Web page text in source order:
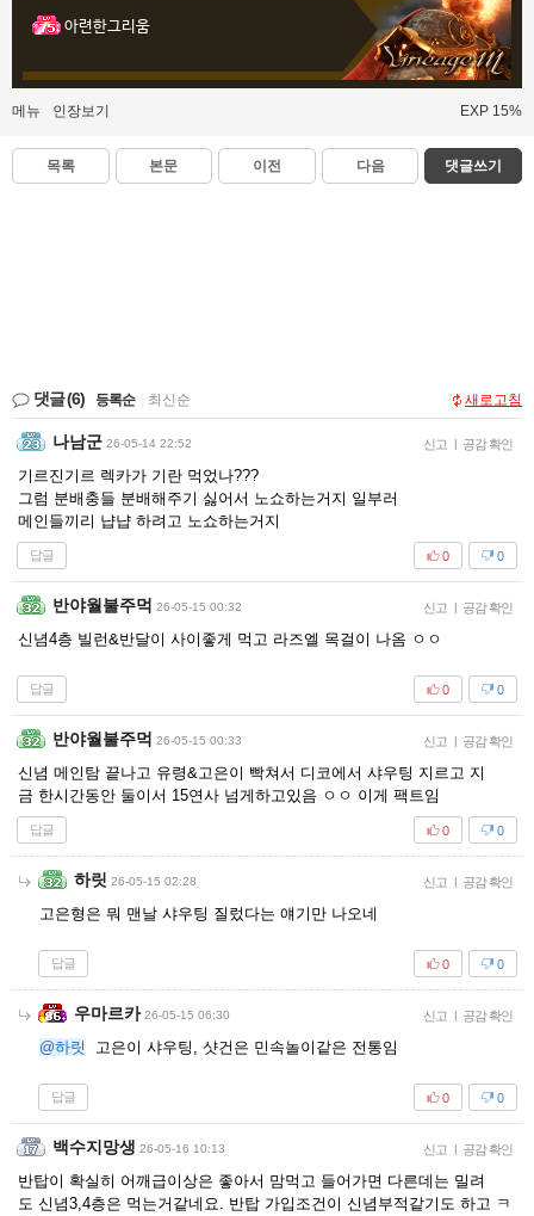
아련한그리움
메뉴 인장보기 EXP 15%
목록 본문 이전 다음 댓글쓰기
댓글(6) 등록순 최신순 새로고침
나남군 26-05-14 22:52 신고 | 공감 확인
기르진기르 렉카가 기란 먹었나???
그럼 분배충들 분배해주기 싫어서 노쇼하는거지 일부러
메인들끼리 냡냡 하려고 노쇼하는거지
답글 0
0
반야월불주먹 26-05-15 00:32 신고 | 공감 확인
신념4층 빌런&반달이 사이좋게 먹고 라즈엘 목걸이 나옴 ㅇㅇ
답글 0
0
반야월불주먹 26-05-15 00:33 신고 | 공감 확인
신념 메인탐 끝나고 유령&고은이 빡쳐서 디코에서 샤우팅 지르고 지
금 한시간동안 둘이서 15연사 넘게하고있음 ㅇㅇ 이게 팩트임
답글 0
0
하릿 26-05-15 02:28 신고 | 공감 확인
고은형은 뭐 맨날 샤우팅 질렀다는 얘기만 나오네
답글 0
0
우마르카 26-05-15 06:30 신고 | 공감 확인
@하릿 고은이 샤우팅, 샷건은 민속놀이같은 전통임
답글 0
0
백수지망생 26-05-16 10:13 신고 | 공감 확인
반탑이 확실히 어깨급이상은 좋아서 맘먹고 들어가면 다른데는 밀려
도 신념3,4층은 먹는거같네요. 반탑 가입조건이 신념부적같기도 하고 ㅋ